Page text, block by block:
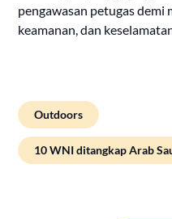
pengawasan petugas demi
keamanan, dan
Outdoors
10 WNI ditangkap Arab